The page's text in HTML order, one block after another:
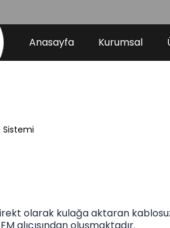
Anasayfa Kurumsal
Sistemi
olarak kulağa aktaran
alıcısından oluşmaktadır.